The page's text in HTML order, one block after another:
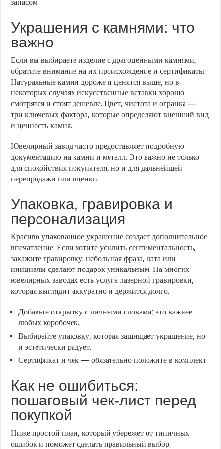
запасом.
Украшения с камнями: что
важно
Если вы выбираете изделие с драгоценными камнями,
обратите внимание на их происхождение и сертификаты.
Натуральные камни дороже и ценятся выше, но в
некоторых случаях искусственные вставки хорошо
смотрятся и стоят дешевле. Цвет, чистота и огранка —
три ключевых фактора, которые определяют внешний вид
и ценность камня.
Ювелирный завод часто предоставляет подробную
документацию на камни и металл. Это важно не только
для спокойствия покупателя, но и для дальнейшей
перепродажи или оценки.
Упаковка, гравировка и
персонализация
Красиво упакованное украшение создает дополнительное
впечатление. Если хотите усилить сентиментальность,
закажите гравировку: небольшая фраза, дата или
инициалы сделают подарок уникальным. На многих
ювелирных заводах есть услуга лазерной гравировки,
которая выглядит аккуратно и держится долго.
Добавьте открытку с личными словами; это важнее
любых коробочек.
Выбирайте упаковку, которая защищает украшение, но
и эстетически радует.
Сертификат и чек — обязательно положите в комплект.
Как не ошибиться:
пошаговый чек-лист перед
покупкой
Ниже простой план, который убережет от типичных
ошибок и поможет сделать правильный выбор.